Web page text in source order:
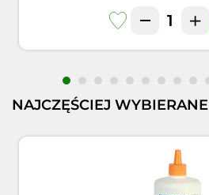
NAJCZĘŚCIEJ WYBIERANE